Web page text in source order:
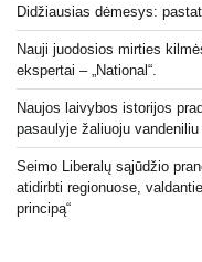
Didžiausias dėmesys:
Nauji juodosios mirties
ekspertai – „National“.
Naujos laivybos istorijos
pasaulyje žaliuoju
Seimo Liberalų sąjūdžio
atidirbti regionuose,
principą“